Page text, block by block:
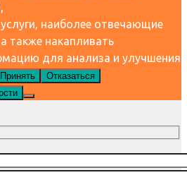
наиболее отвечающие
также накапливать
для анализа и улучшения
Принять
Отказаться